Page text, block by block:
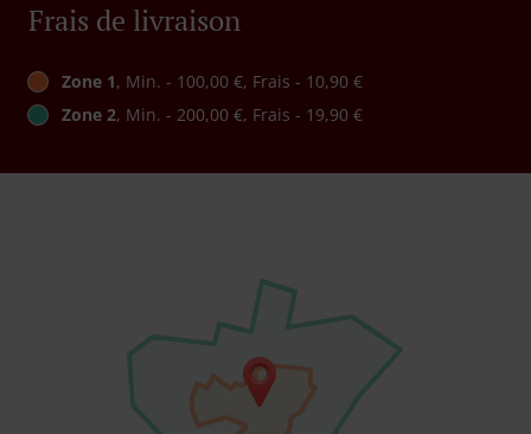
Frais de livraison
Zone 1, Min. - 100,00 €, Frais - 10,90 €
Zone 2, Min. - 200,00 €, Frais - 19,90 €